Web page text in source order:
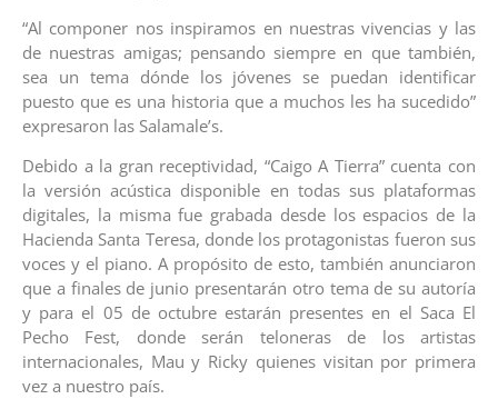
“Al componer nos inspiramos en nuestras vivencias y las
de nuestras amigas; pensando siempre en que también,
sea un tema dónde los jóvenes se puedan identificar
puesto que es una historia que a muchos les ha sucedido”
expresaron las Salamale’s.
Debido a la gran receptividad, “Caigo A Tierra” cuenta con
la versión acústica disponible en todas sus plataformas
digitales, la misma fue grabada desde los espacios de la
Hacienda Santa Teresa, donde los protagonistas fueron sus
voces y el piano. A propósito de esto, también anunciaron
que a finales de junio presentarán otro tema de su autoría
y para el 05 de octubre estarán presentes en el Saca El
Pecho Fest, donde serán teloneras de los artistas
internacionales, Mau y Ricky quienes visitan por primera
vez a nuestro país.